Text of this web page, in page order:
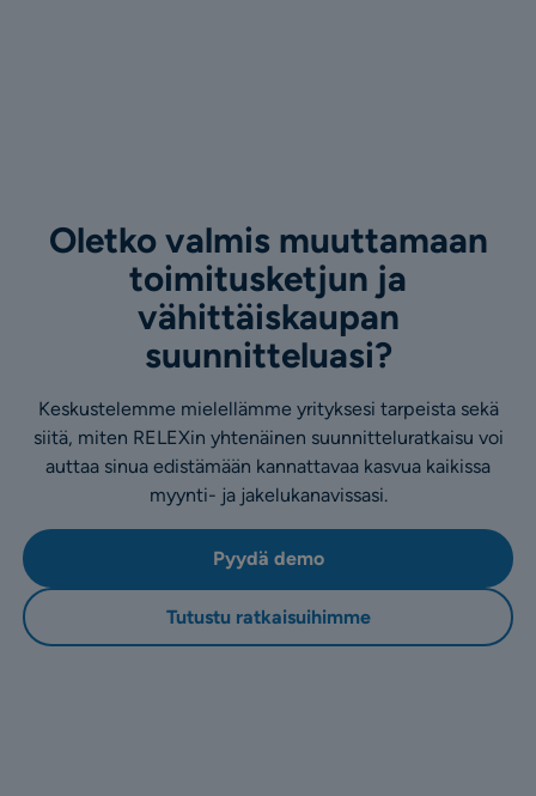
Oletko valmis muuttamaan
toimitusketjun ja
vähittäiskaupan
suunnitteluasi?
Keskustelemme mielellämme yrityksesi tarpeista sekä
siitä, miten RELEXin yhtenäinen suunnitteluratkaisu voi
auttaa sinua edistämään kannattavaa kasvua kaikissa
myynti- ja jakelukanavissasi.
Pyydä demo
Tutustu ratkaisuihimme